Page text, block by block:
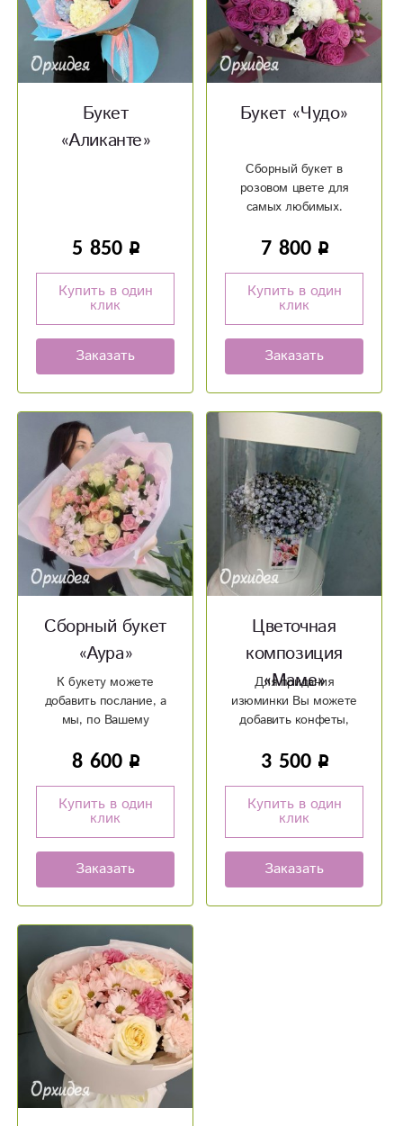
Букет
«Аликанте»
5 850
Купить в один
клик
Заказать
Букет «Чудо»
Сборный букет в
розовом цвете для
самых любимых.
7 800
Купить в один
клик
Заказать
Сборный букет
«Аура»
К букету можете
добавить послание, а
мы, по Вашему
написать его на
8 600
Купить в один
клик
Заказать
Цветочная
композиция
«Маме»
Для придания
изюминки Вы можете
добавить конфеты,
игрушку :)
3 500
Купить в один
клик
Заказать